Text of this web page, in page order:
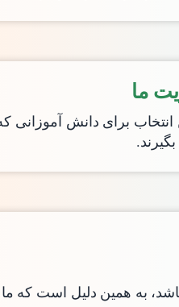
ما
انتخاب برای دانش
به همین دلیل است